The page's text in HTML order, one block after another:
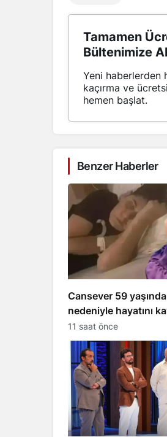
Tamamen
Bültenimize
Yeni haberlerden
kaçırma ve
hemen başlat.
Benzer Haberler
Cansever 59
nedeniyle hayatını
11 saat önce